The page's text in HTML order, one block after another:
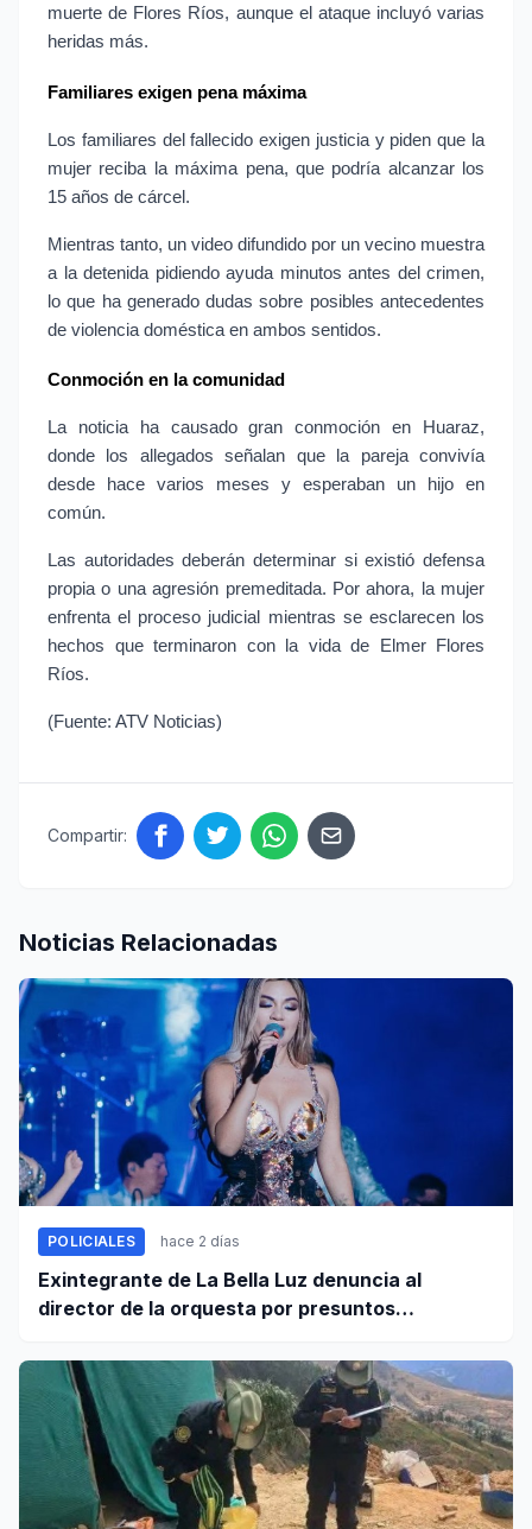
muerte de Flores Ríos, aunque el ataque incluyó varias
heridas más.
Familiares exigen pena máxima
Los familiares del fallecido exigen justicia y piden que la
mujer reciba la máxima pena, que podría alcanzar los
15 años de cárcel.
Mientras tanto, un video difundido por un vecino muestra
a la detenida pidiendo ayuda minutos antes del crimen,
lo que ha generado dudas sobre posibles antecedentes
de violencia doméstica en ambos sentidos.
Conmoción en la comunidad
La noticia ha causado gran conmoción en Huaraz,
donde los allegados señalan que la pareja convivía
desde hace varios meses y esperaban un hijo en
común.
Las autoridades deberán determinar si existió defensa
propia o una agresión premeditada. Por ahora, la mujer
enfrenta el proceso judicial mientras se esclarecen los
hechos que terminaron con la vida de Elmer Flores
Ríos.
(Fuente: ATV Noticias)
Compartir:
Noticias Relacionadas
POLICIALES hace 2 días
Exintegrante de La Bella Luz denuncia al
director de la orquesta por presuntos